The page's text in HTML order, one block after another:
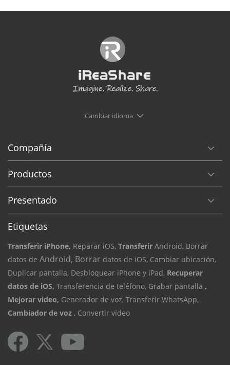
Cambiar idioma
Compañía
Productos
Presentado
Etiquetas
Transferir iPhone, Reparar iOS, Transferir Android, Borrar
datos de Android, Borrar datos de iOS, Cambiar ubicación,
Duplicar pantalla, Desbloquear iPhone y iPad, Recuperar
datos de iOS, Transferencia de teléfono, Grabar pantalla ,
Mejorar video, Generador de voz, Transferir WhatsApp,
Cambiador de voz , Convertir video